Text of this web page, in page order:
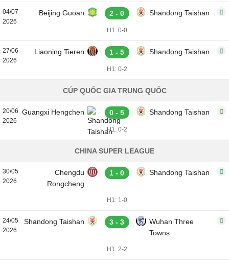
04/07
2026
Beijing Guoan 2 - 0 Shandong Taishan
H1: 0-0
27/06
2026
Liaoning Tieren 1 - 5 Shandong Taishan
H1: 0-2
CÚP QUỐC GIA TRUNG QUỐC
20/06
2026
Guangxi Hengchen 0 - 5 Shandong Taishan
H1: 0-2
CHINA SUPER LEAGUE
30/05
2026
Chengdu
Rongcheng
1 - 0 Shandong Taishan
H1: 1-0
24/05
2026
Shandong Taishan 3 - 3
Wuhan Three
Towns
H1: 2-2